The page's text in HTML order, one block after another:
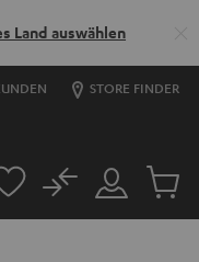
Land auswählen
STORE FINDER
Mein
Konto
No
Artikel